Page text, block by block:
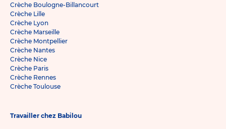
Crèche Boulogne-Billancourt
Crèche Lille
Crèche Lyon
Crèche Marseille
Crèche Montpellier
Crèche Nantes
Crèche Nice
Crèche Paris
Crèche Rennes
Crèche Toulouse
Travailler chez Babilou